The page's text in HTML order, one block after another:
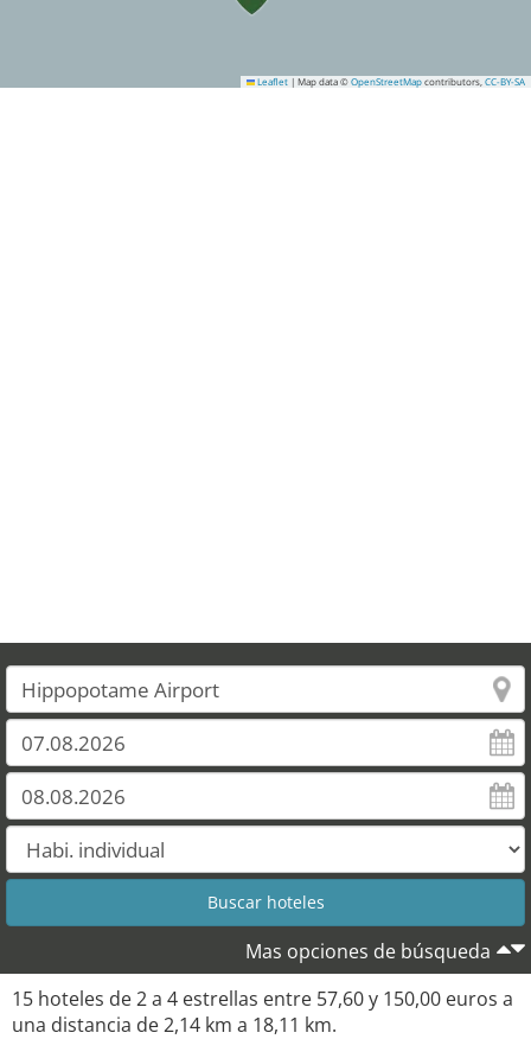
Leaflet | Map data © OpenStreetMap contributors, CC-BY-SA
Mas opciones de búsqueda
15 hoteles de 2 a 4 estrellas entre 57,60 y 150,00 euros a
una distancia de 2,14 km a 18,11 km.